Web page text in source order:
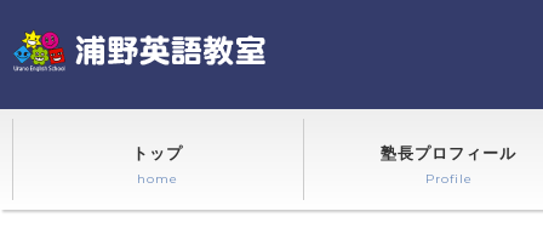
トップ
home
塾長プロフィール
Profile